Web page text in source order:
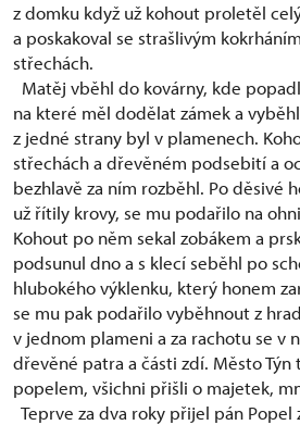
z domku když už kohout proletěl
a poskakoval se strašlivým
střechách.
Matěj vběhl do kovárny, kde
na které měl dodělat zámek a
z jedné strany byl v plamenech.
střechách a dřevěném podsebití a
bezhlavě za ním rozběhl. Po děsivé
už řítily krovy, se mu podařilo na
Kohout po něm sekal zobákem a
podsunul dno a s klecí seběhl po
hlubokého výklenku, který honem
se mu pak podařilo vyběhnout z
v jednom plameni a za rachotu se v
dřevěné patra a části zdí. Město
popelem, všichni přišli o majetek,
Teprve za dva roky přijel pán Popel